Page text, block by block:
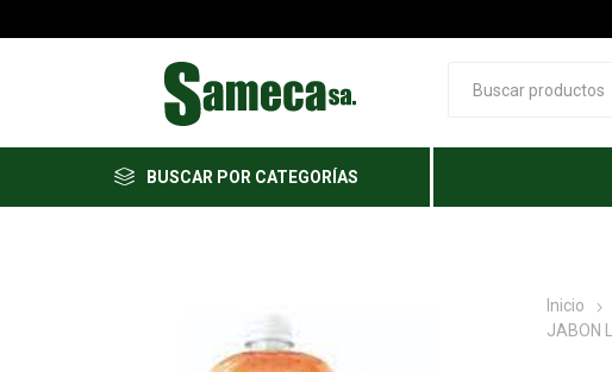
BUSCAR POR CATEGORÍAS
Inicio
JABON